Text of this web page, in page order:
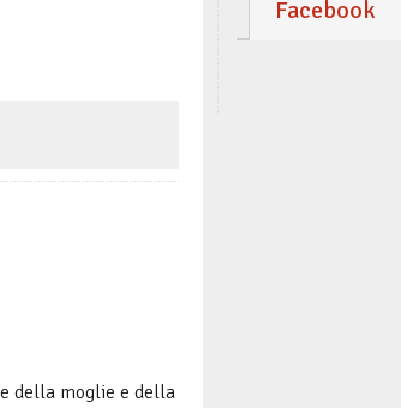
della moglie e della
Facebook